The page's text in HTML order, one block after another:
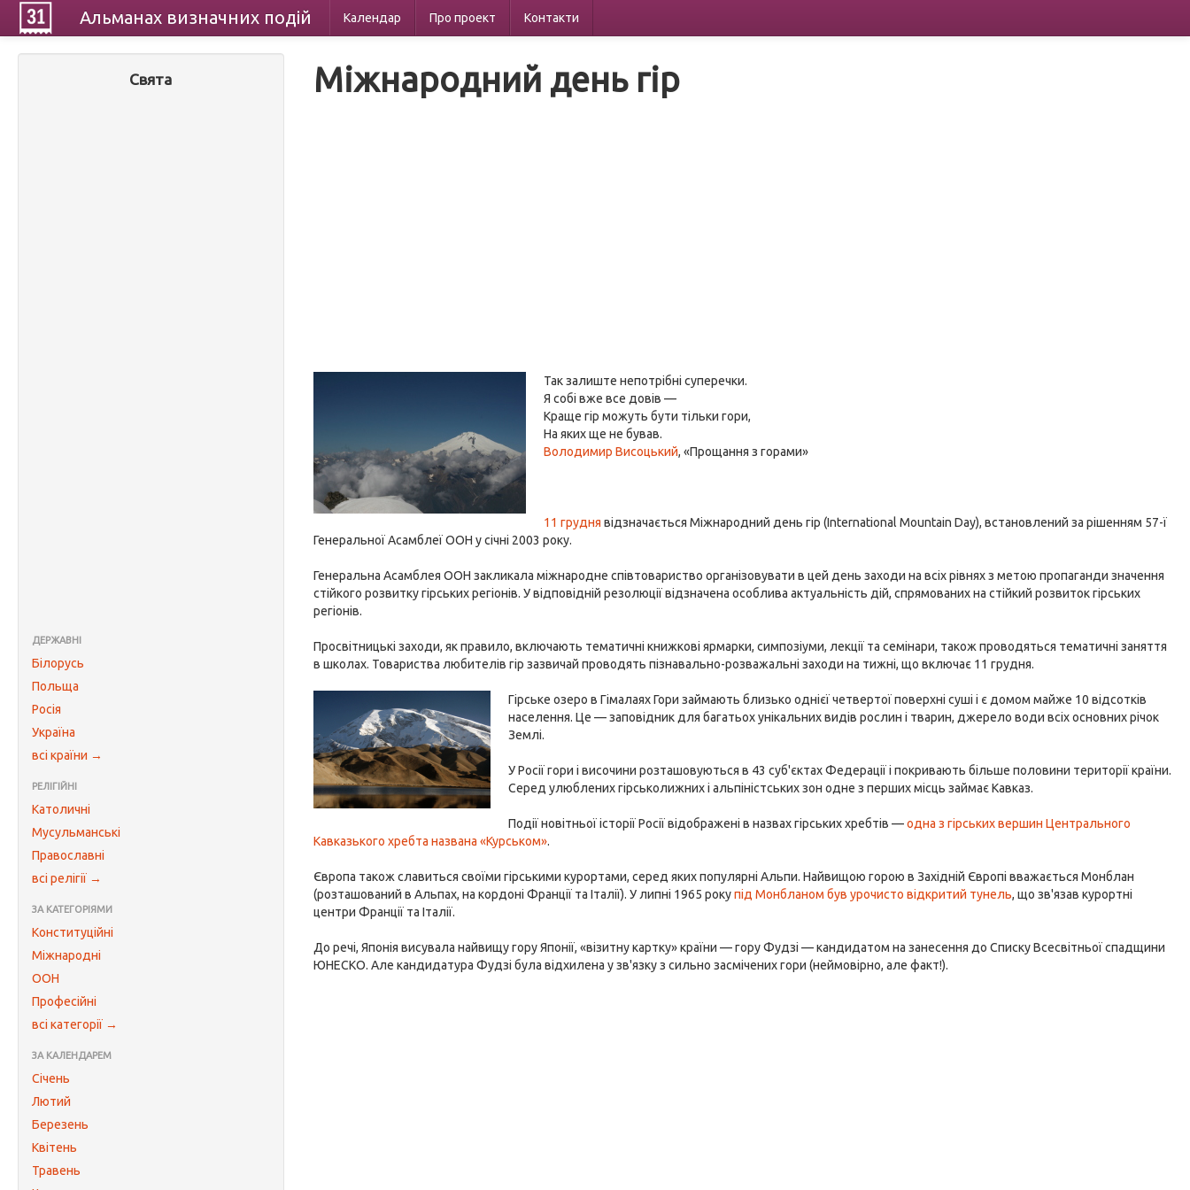
Альманах визначних подій Календар Про проект Контакти
Свята
ДЕРЖАВНІ
Білорусь
Польща
Росія
Україна
всі країни →
РЕЛІГІЙНІ
Католичні
Мусульманські
Православні
всі релігії →
ЗА КАТЕГОРІЯМИ
Конституційні
Міжнародні
ООН
Професійні
всі категорії →
ЗА КАЛЕНДАРЕМ
Січень
Лютий
Березень
Квітень
Травень
Міжнародний день гір
Так залиште непотрібні суперечки.
Я собі вже все довів —
Краще гір можуть бути тільки гори,
На яких ще не бував.
Володимир Висоцький, «Прощання з горами»
11 грудня відзначається Міжнародний день гір (International Mountain Day), встановлений за рішенням 57-ї
Генеральної Асамблеї ООН у січні 2003 року.
Генеральна Асамблея ООН закликала міжнародне співтовариство організовувати в цей день заходи на всіх рівнях з метою пропаганди значення
стійкого розвитку гірських регіонів. У відповідній резолюції відзначена особлива актуальність дій, спрямованих на стійкий розвиток гірських
регіонів.
Просвітницькі заходи, як правило, включають тематичні книжкові ярмарки, симпозіуми, лекції та семінари, також проводяться тематичні заняття
в школах. Товариства любителів гір зазвичай проводять пізнавально-розважальні заходи на тижні, що включає 11 грудня.
Гірське озеро в Гімалаях Гори займають близько однієї четвертої поверхні суші і є домом майже 10 відсотків
населення. Це — заповідник для багатьох унікальних видів рослин і тварин, джерело води всіх основних річок
Землі.
У Росії гори і височини розташовуються в 43 суб'єктах Федерації і покривають більше половини території країни.
Серед улюблених гірськолижних і альпіністських зон одне з перших місць займає Кавказ.
Події новітньої історії Росії відображені в назвах гірських хребтів —одна з гірських вершин Центрального
Кавказького хребта названа «Курськом».
Європа також славиться своїми гірськими курортами, серед яких популярні Альпи. Найвищою горою в Західній Європі вважається Монблан
(розташований в Альпах, на кордоні Франції та Італії). У липні 1965 рокупід Монбланом був урочисто відкритий тунель, що зв'язав курортні
центри Франції та Італії.
До речі, Японія висувала найвищу гору Японії, «візитну картку» країни — гору Фудзі — кандидатом на занесення до Списку Всесвітньої спадщини
ЮНЕСКО. Але кандидатура Фудзі була відхилена у зв'язку з сильно засмічених гори (неймовірно, але факт!).